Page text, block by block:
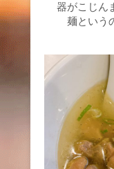
器がこじん
麺という